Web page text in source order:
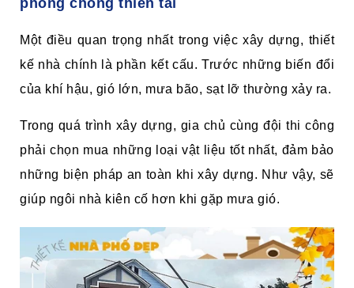
Một điều quan trọng nhất trong việc xây dựng, thiết
kế nhà chính là phần kết cấu. Trước những biến đổi
của khí hậu, gió lớn, mưa bão, sạt lỡ thường xảy ra.
Trong quá trình xây dựng, gia chủ cùng đội thi công
phải chọn mua những loại vật liệu tốt nhất, đảm bảo
những biện pháp an toàn khi xây dựng. Như vậy, sẽ
giúp ngôi nhà kiên cố hơn khi gặp mưa gió.